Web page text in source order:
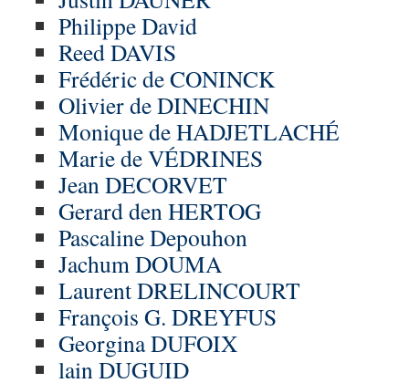
Philippe David
Reed DAVIS
Frédéric de CONINCK
Olivier de DINECHIN
Monique de HADJETLACHÉ
Marie de VÉDRINES
Jean DECORVET
Gerard den HERTOG
Pascaline Depouhon
Jachum DOUMA
Laurent DRELINCOURT
François G. DREYFUS
Georgina DUFOIX
lain DUGUID